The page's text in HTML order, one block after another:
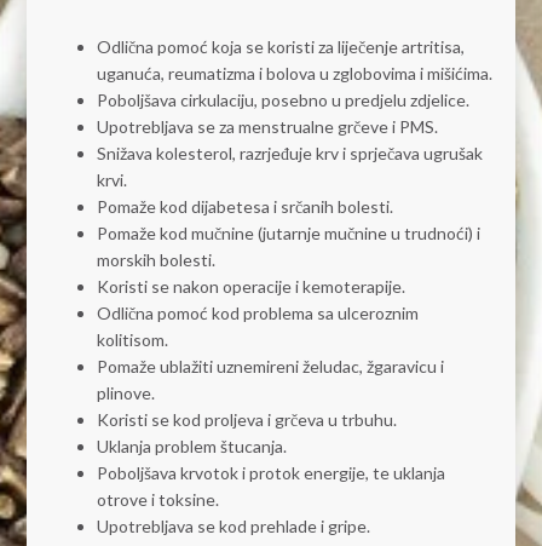
Odlična pomoć koja se koristi za liječenje artritisa,
uganuća, reumatizma i bolova u zglobovima i mišićima.
Poboljšava cirkulaciju, posebno u predjelu zdjelice.
Upotrebljava se za menstrualne grčeve i PMS.
Snižava kolesterol, razrjeđuje krv i sprječava ugrušak
krvi.
Pomaže kod dijabetesa i srčanih bolesti.
Pomaže kod mučnine (jutarnje mučnine u trudnoći) i
morskih bolesti.
Koristi se nakon operacije i kemoterapije.
Odlična pomoć kod problema sa ulceroznim
kolitisom.
Pomaže ublažiti uznemireni želudac, žgaravicu i
plinove.
Koristi se kod proljeva i grčeva u trbuhu.
Uklanja problem štucanja.
Poboljšava krvotok i protok energije, te uklanja
otrove i toksine.
Upotrebljava se kod prehlade i gripe.